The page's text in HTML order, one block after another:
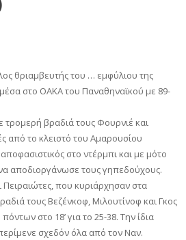
θριαμβευτής του … εμφύλιου της
στο ΟΑΚΑ του Παναθηναϊκού με 89-
τρομερή βραδιά τους Φουρνιέ και
από το κλειστό του Αμαρουσίου
στο ντέρμπι και με μότο
αποδιοργάνωσε τους γηπεδούχους.
Πειραιώτες, που κυριάρχησαν στα
τους Βεζένκοφ, Μιλουτίνοφ και Γκος
στο 18’ για το 25-38. Την ίδια
σχεδόν όλα από τον Ναν.